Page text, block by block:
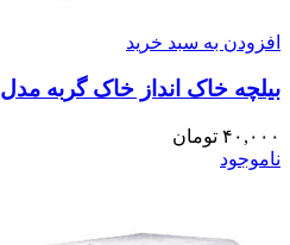
افزودن به سبد خرید
بیلچه خاک انداز خاک گربه مدل FN02
۴۰,۰۰۰ تومان
ناموجود